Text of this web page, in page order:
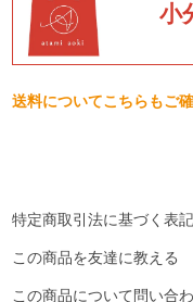
小
送料についてこちらもご
特定商取引法に基づく表記
この商品を友達に教える
この商品について問い合